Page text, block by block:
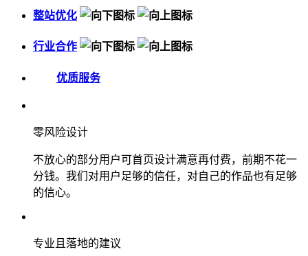
整站优化
行业合作
优质服务
零风险设计
不放心的部分用户可首页设计满意再付费，前期不花一
分钱。我们对用户足够的信任，对自己的作品也有足够
的信心。
专业且落地的建议